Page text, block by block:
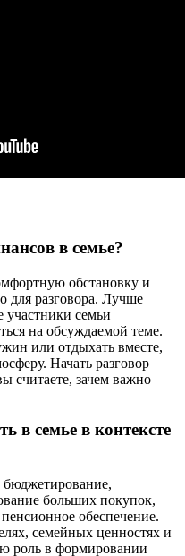
в семье?
обстановку и
для разговора. Лучше
участники семьи
на обсуждаемой теме.
или отдыхать вместе,
Начать разговор
считаете, зачем важно
в семье в контексте
больших покупок,
обеспечение.
семейных ценностях и
роль в формировании